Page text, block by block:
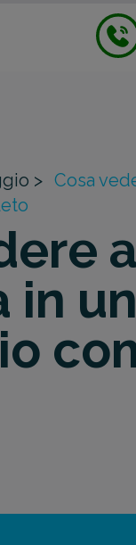
> Cosa
a
in